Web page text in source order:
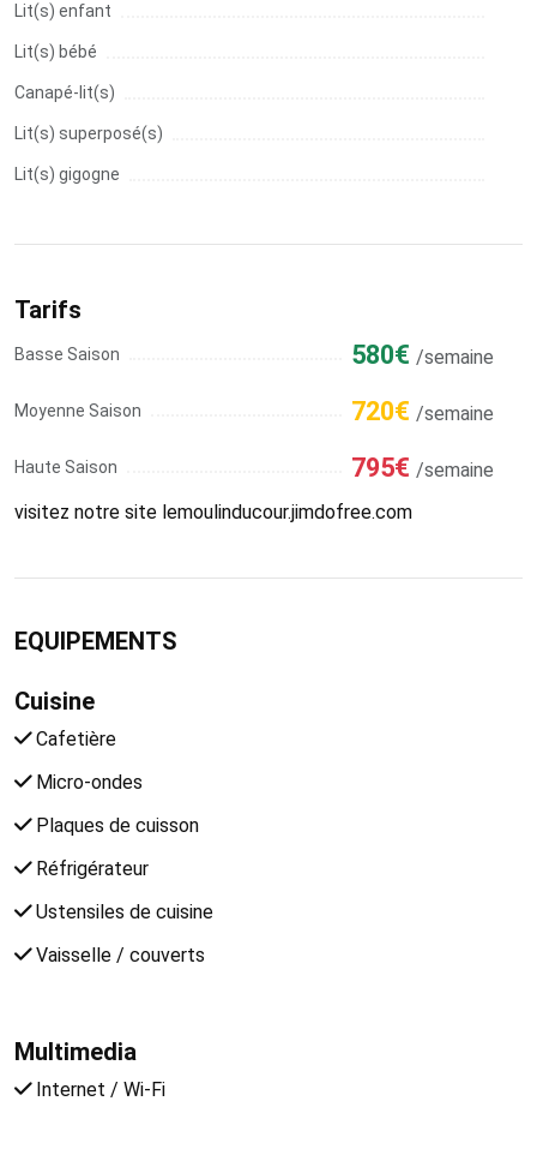
Lit(s) enfant
Lit(s) bébé
Canapé-lit(s)
Lit(s) superposé(s)
Lit(s) gigogne
Tarifs
Basse Saison 580€ /semaine
Moyenne Saison 720€ /semaine
Haute Saison 795€ /semaine
visitez notre site lemoulinducour.jimdofree.com
EQUIPEMENTS
Cuisine
Cafetière
Micro-ondes
Plaques de cuisson
Réfrigérateur
Ustensiles de cuisine
Vaisselle / couverts
Multimedia
Internet / Wi-Fi